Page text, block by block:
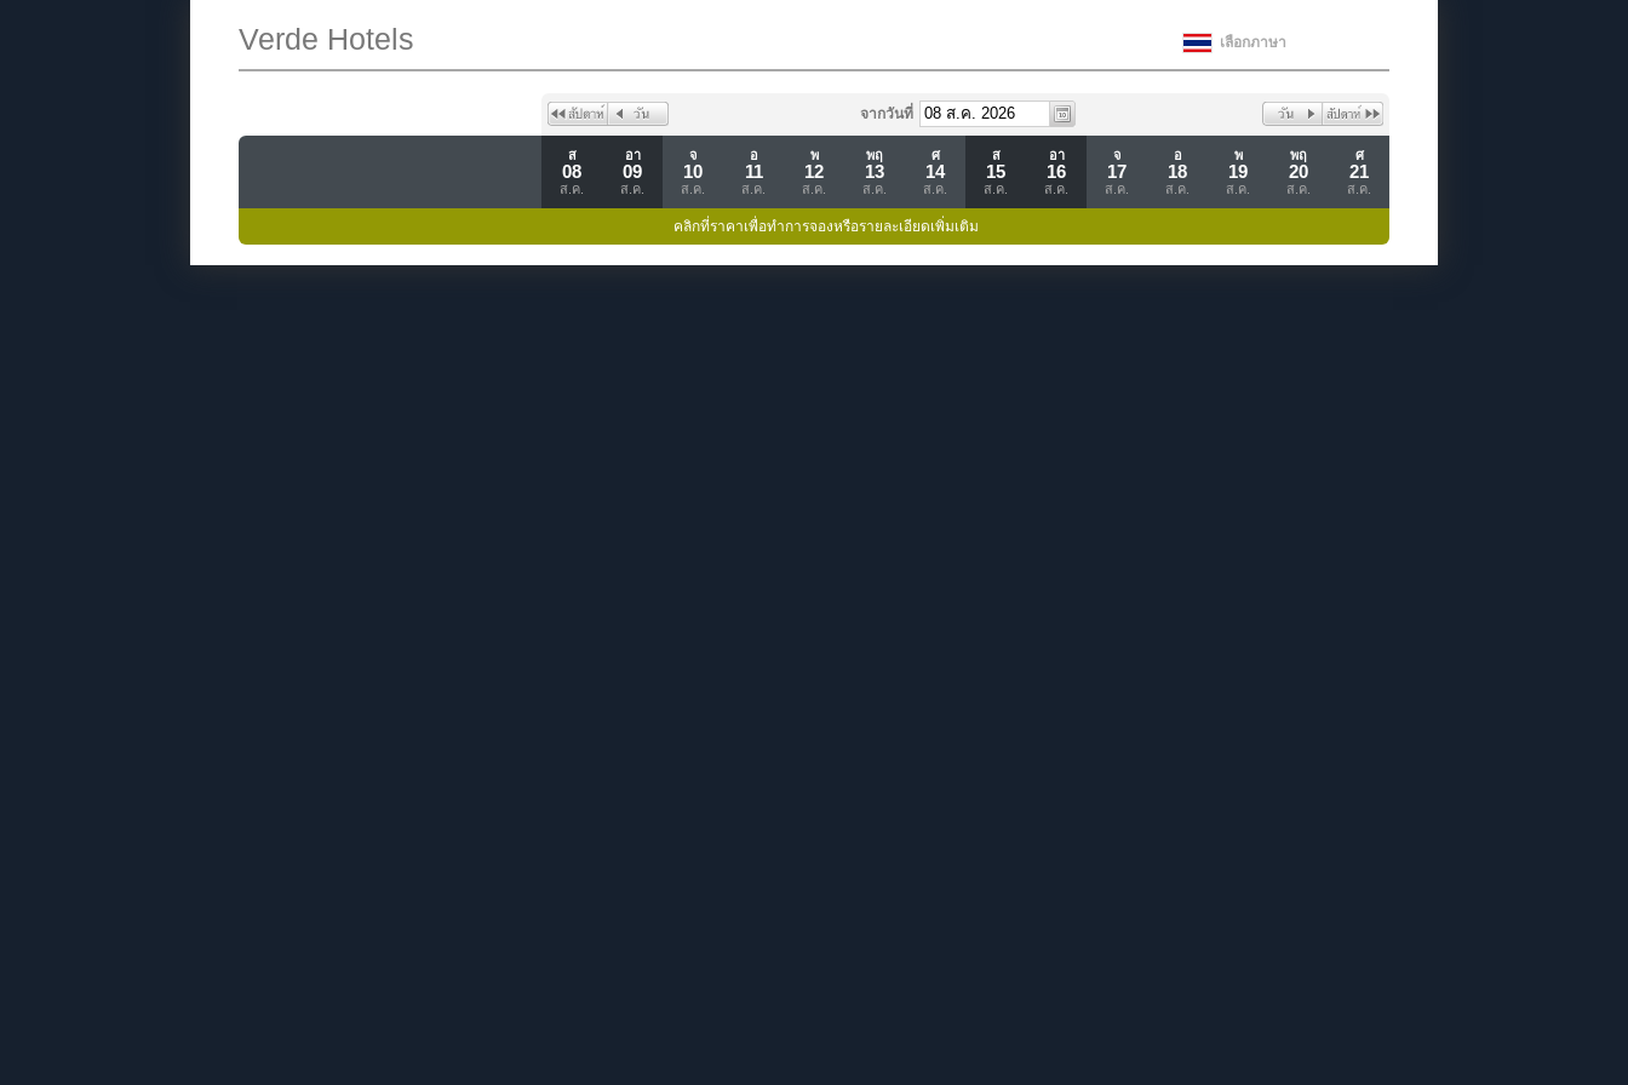
เลือกภาษา
Verde Hotels
จากวันที่
ส
08
ส.ค.
อา
09
ส.ค.
จ
10
ส.ค.
อ
11
ส.ค.
พ
12
ส.ค.
พฤ
13
ส.ค.
ศ
14
ส.ค.
ส
15
ส.ค.
อา
16
ส.ค.
จ
17
ส.ค.
อ
18
ส.ค.
พ
19
ส.ค.
พฤ
20
ส.ค.
ศ
21
ส.ค.
คลิกที่ราคาเพื่อทำการจองหรือรายละเอียดเพิ่มเติม